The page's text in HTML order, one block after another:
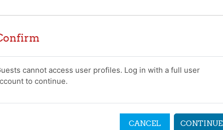
cannot access user profiles. Log in with a full user
to continue.
CANCEL CONTINUE